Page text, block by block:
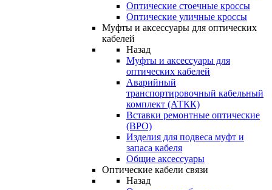
Оптические стоечные кроссы
Оптические уличные кроссы
Муфты и аксессуары для оптических
кабелей
Назад
Муфты и аксессуары для
оптических кабелей
Аварийный
транспортировочный кабельный
комплект (АТКК)
Вставки ремонтные оптические
(ВРО)
Изделия для подвеса муфт и
запаса кабеля
Общие аксессуары
Оптические кабели связи
Назад